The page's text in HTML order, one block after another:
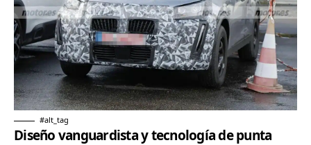
#alt_tag
Diseño vanguardista y tecnología de punta